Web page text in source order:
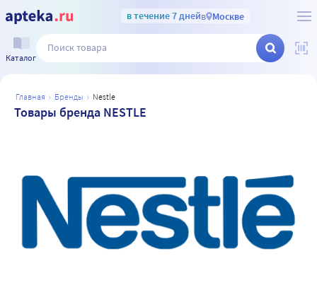
в течение 7 днейв Москве
Каталог
главная бренды nestle
Товары бренда NESTLE